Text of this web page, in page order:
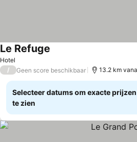
Hotel
Le Refuge
/ Geen score beschikbaar 13.2 km
Selecteer datums om exacte prijzen
te zien